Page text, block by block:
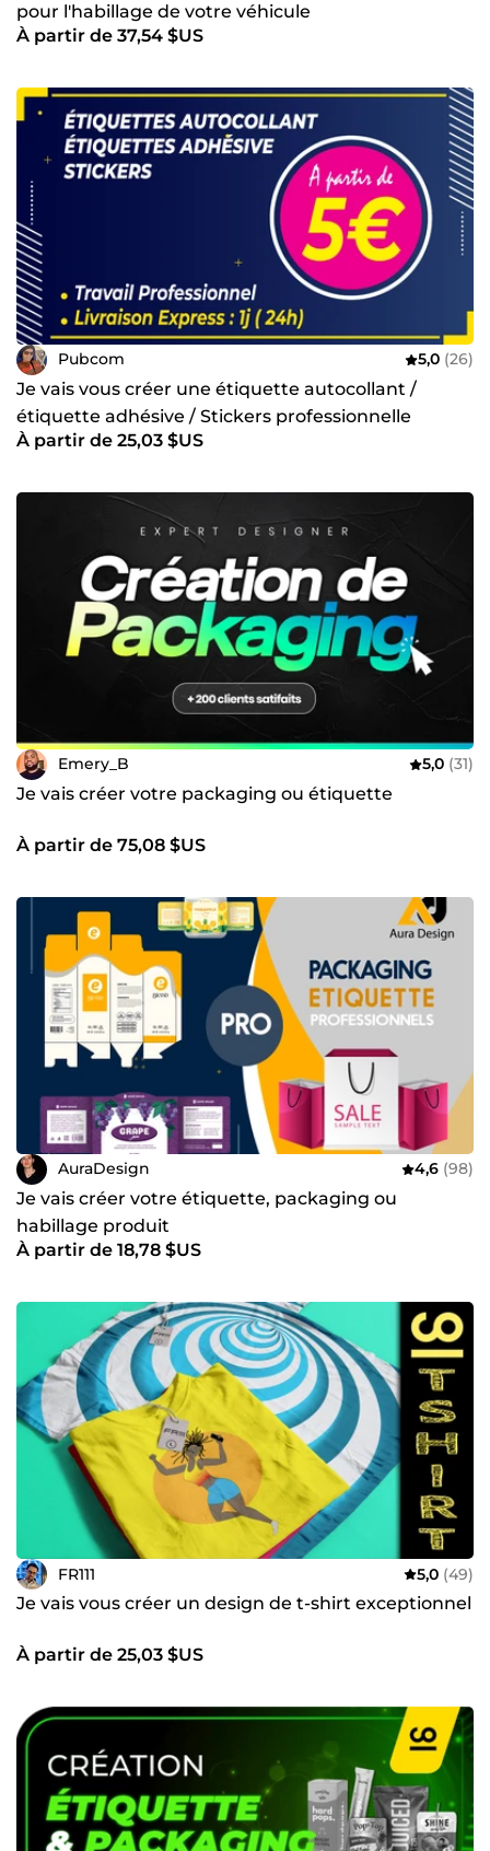
pour l'habillage de votre véhicule
À partir de 37,54 $US
Pubcom 5,0 (26)
Je vais vous créer une étiquette autocollant /
étiquette adhésive / Stickers professionnelle
À partir de 25,03 $US
Emery_B 5,0 (31)
Je vais créer votre packaging ou étiquette
À partir de 75,08 $US
AuraDesign 4,6 (98)
Je vais créer votre étiquette, packaging ou
habillage produit
À partir de 18,78 $US
FR111 5,0 (49)
Je vais vous créer un design de t-shirt exceptionnel
À partir de 25,03 $US